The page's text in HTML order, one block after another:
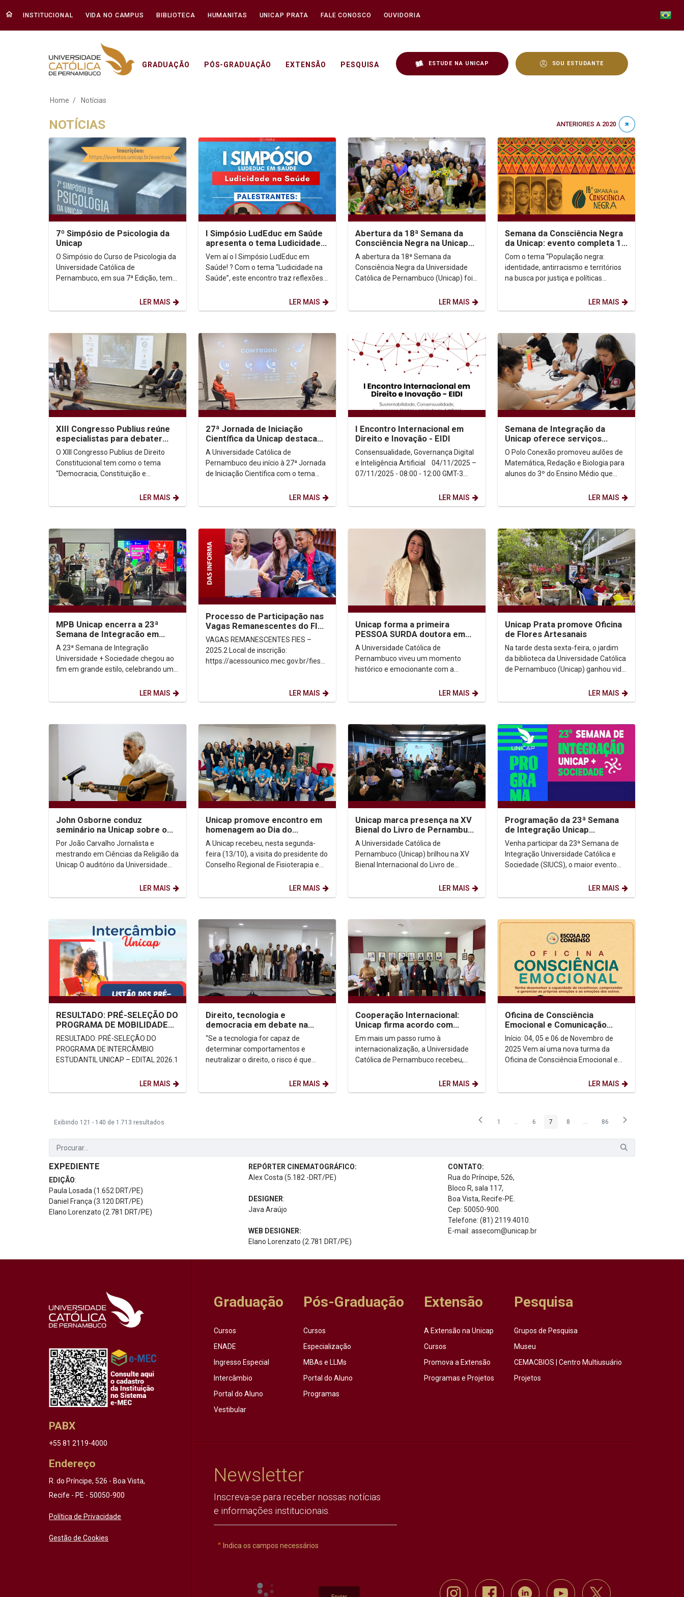
INSTITUCIONAL VIDA NO CAMPUS BIBLIOTECA HUMANITAS UNICAP PRATA FALE CONOSCO OUVIDORIA
GRADUAÇÃO PÓS-GRADUAÇÃO EXTENSÃO PESQUISA ESTUDE NA UNICAP SOU ESTUDANTE
Notícias - Unicap
Home Notícias
NOTÍCIAS ANTERIORES A 2020
7º Simpósio de Psicologia da
Unicap
O Simpósio do Curso de Psicologia da
Universidade Católica de
Pernambuco, em sua 7ª Edição, tem
reflexão sobre temáticas...LER MAIS
I Simpósio LudEduc em Saúde
apresenta o tema Ludicidade
na Saúde
Vem aí o I Simpósio LudEduc em
Saúde! ? Com o tema “Ludicidade na
Saúde”, este encontro traz reflexões
LER MAIS
Abertura da 18ª Semana da
Consciência Negra na Unicap
destaca urgência do
antirracismo e justiça...
A abertura da 18ª Semana da
Consciência Negra da Universidade
Católica de Pernambuco (Unicap) foi
LER MAIS
Semana da Consciência Negra
da Unicap: evento completa 18
anos e debate a identidade e...
Com o tema “População negra:
identidade, antirracismo e territórios
na busca por justiça e políticas
Consciência Negra da Unicap...LER MAIS
XIII Congresso Publius reúne
especialistas para debater
democracia digital e os limites
da...
O XIII Congresso Publius de Direito
Constitucional tem como o tema
“Democracia, Constituição e
LER MAIS
27ª Jornada de Iniciação
Científica da Unicap destaca
ética e produção acadêmica
como pilares da...
A Universidade Católica de
Pernambuco deu início à 27ª Jornada
de Iniciação Científica com o tema
LER MAIS
I Encontro Internacional em
Direito e Inovação - EIDI
Consensualidade, Governança Digital
e Inteligência Artificial 04/11/2025 –
07/11/2025 - 08:00 - 12:00 GMT-3
LER MAIS
Semana de Integração da
Unicap oferece serviços
gratuitos à população
O Polo Conexão promoveu aulões de
Matemática, Redação e Biologia para
alunos do 3º do Ensino Médio que
LER MAIS
MPB Unicap encerra a 23ª
Semana de Integracão em
clima de muita animação
A 23ª Semana de Integração
Universidade + Sociedade chegou ao
fim em grande estilo, celebrando uma
LER MAIS
Processo de Participação nas
Vagas Remanescentes do FIES
– 2025.2
VAGAS REMANESCENTES FIES –
2025.2 Local de inscrição:
https://acessounico.mec.gov.br/fies
LER MAIS
Unicap forma a primeira
PESSOA SURDA doutora em
Direito no Brasil
A Universidade Católica de
Pernambuco viveu um momento
histórico e emocionante com a
Cavalcanti, a primeira pessoa...LER MAIS
Unicap Prata promove Oficina
de Flores Artesanais
Na tarde desta sexta-feira, o jardim
da biblioteca da Universidade Católica
de Pernambuco (Unicap) ganhou vida
LER MAIS
John Osborne conduz
seminário na Unicap sobre o
sagrado na música
Por João Carvalho Jornalista e
mestrando em Ciências da Religião da
Unicap O auditório da Universidade
LER MAIS
Unicap promove encontro em
homenagem ao Dia do
Fisioterapeuta e do Terapeuta
Ocupacional
A Unicap recebeu, nesta segunda-
feira (13/10), a visita do presidente do
Conselho Regional de Fisioterapia e
LER MAIS
Unicap marca presença na XV
Bienal do Livro de Pernambuco
com programação
diversificada
A Universidade Católica de
Pernambuco (Unicap) brilhou na XV
Bienal Internacional do Livro de
outubro no Pernambuco Centro...
LER MAIS
Programação da 23ª Semana
de Integração Unicap
Sociedade
Venha participar da 23ª Semana de
Integração Universidade Católica e
Sociedade (SIUCS), o maior evento
LER MAIS
RESULTADO: PRÉ-SELEÇÃO DO
PROGRAMA DE MOBILIDADE
ACADÊMICA/INTERCÂMBIO
ESTUDANTIL UNICAP –
EDITAL...
RESULTADO: PRÉ-SELEÇÃO DO
PROGRAMA DE INTERCÂMBIO
ESTUDANTIL UNICAP – EDITAL 2026.1
LER MAIS
Direito, tecnologia e
democracia em debate na
Unicap
“Se a tecnologia for capaz de
determinar comportamentos e
neutralizar o direito, o risco é que
determinismo tecnológico —...LER MAIS
Cooperação Internacional:
Unicap firma acordo com
centro angolano para
formação em Fonoaudiologia
Em mais um passo rumo à
internacionalização, a Universidade
Católica de Pernambuco recebeu,
representantes do Centro de
Medicina...
LER MAIS
Oficina de Consciência
Emocional e Comunicação
Efetiva da Escola do
Consenso!
Início: 04, 05 e 06 de Novembro de
2025 Vem aí uma nova turma da
Oficina de Consciência Emocional e
LER MAIS
Exibindo 121 - 140 de 1.713 resultados. Página
1 ...Páginas intermediárias Usar ABA para navegar.
Página
6 Página
7 Página
8 ...Páginas intermediárias Usar ABA
Página
86
EXPEDIENTE
EDIÇÃO:
Paula Losada (1.652 DRT/PE)
Daniel França (3.120 DRT/PE)
Elano Lorenzato (2.781 DRT/PE)
REPÓRTER CINEMATOGRÁFICO:
Alex Costa (5.182 -DRT/PE)
DESIGNER:
Java Araújo
WEB DESIGNER:
Elano Lorenzato (2.781 DRT/PE)
CONTATO:
Rua do Príncipe, 526,
Bloco R, sala 117,
Boa Vista, Recife-PE.
Cep: 50050-900.
Telefone: (81) 2119.4010.
E-mail: assecom@unicap.br
PABX
+55 81 2119-4000
Endereço
R. do Príncipe, 526 - Boa Vista,
Recife - PE - 50050-900
Política de Privacidade
Gestão de Cookies
Graduação
Cursos
ENADE
Ingresso Especial
Intercâmbio
Portal do Aluno
Vestibular
Pós-Graduação
Cursos
Especialização
MBAs e LLMs
Portal do Aluno
Programas
Extensão
A Extensão na Unicap
Cursos
Promova a Extensão
Programas e Projetos
Pesquisa
Grupos de Pesquisa
Museu
CEMACBIOS | Centro Multiusuário
Projetos
Newsletter
Inscreva-se para receber nossas notícias
e informações institucionais.
Indica os campos necessários